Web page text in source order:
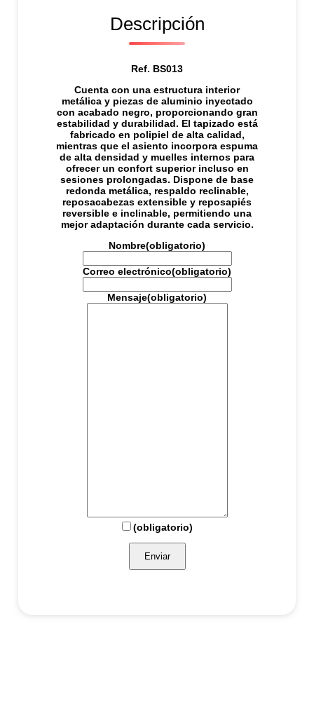
Descripción
Ref. BS013
Cuenta con una estructura interior
metálica y piezas de aluminio inyectado
con acabado negro, proporcionando gran
estabilidad y durabilidad. El tapizado está
fabricado en polipiel de alta calidad,
mientras que el asiento incorpora espuma
de alta densidad y muelles internos para
ofrecer un confort superior incluso en
sesiones prolongadas. Dispone de base
redonda metálica, respaldo reclinable,
reposacabezas extensible y reposapiés
reversible e inclinable, permitiendo una
mejor adaptación durante cada servicio.
Nombre(obligatorio)
Correo electrónico(obligatorio)
Mensaje(obligatorio)
(obligatorio)
Enviar